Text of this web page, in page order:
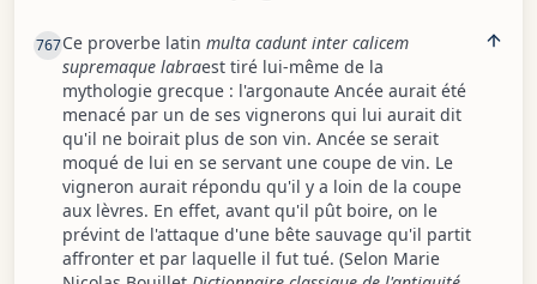
767Ce proverbe latin multa cadunt inter calicem
supremaque labraest tiré lui-même de la
mythologie grecque : l'argonaute Ancée aurait été
menacé par un de ses vignerons qui lui aurait dit
qu'il ne boirait plus de son vin. Ancée se serait
moqué de lui en se servant une coupe de vin. Le
vigneron aurait répondu qu'il y a loin de la coupe
aux lèvres. En effet, avant qu'il pût boire, on le
prévint de l'attaque d'une bête sauvage qu'il partit
affronter et par laquelle il fut tué. (Selon Marie